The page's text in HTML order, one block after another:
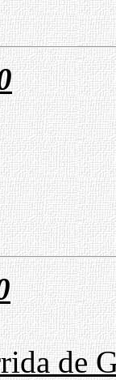
de